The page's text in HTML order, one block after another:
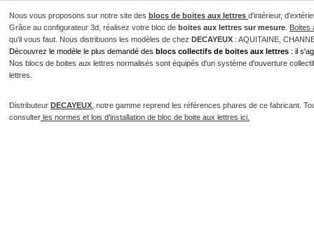
Nous vous proposons sur notre site des blocs de boites aux lettres d'intérieur,
Grâce au configurateur 3d, réalisez votre bloc de boites aux lettres sur mesure Boites
qu'il vous faut. Nous distribuons les modèles de chez DECAYEUX : AQUITAINE,
Découvrez le modèle le plus demandé des blocs collectifs de boites aux lettres : il
Nos blocs de boites aux lettres normalisés sont équipés d'un système d'ouverture
lettres.
Distributeur DECAYEUX , notre gamme reprend les références phares de ce fabricant.
consulter les normes et lois d'installation de bloc de boite aux lettres ici.